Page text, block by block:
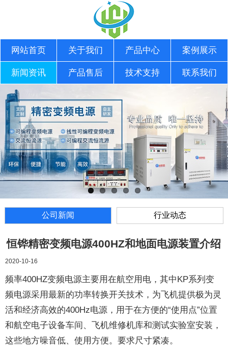
网站首页 关于我们 产品中心 案例展示
新闻资讯 产品售后 技术支持 联系我们
公司新闻 行业动态
恒铧精密变频电源400HZ和地面电源装置介绍
2020-10-16
频率400HZ变频电源主要用在航空用电，其中KP系列变
频电源采用最新的功率转换开关技术，为飞机提供极为灵
活和经济高效的400Hz电源，用于在方便的“使用点”位置
和航空电子设备车间、飞机维修机库和测试实验室安装，
这些地方噪音低、使用方便。要求尺寸紧凑。